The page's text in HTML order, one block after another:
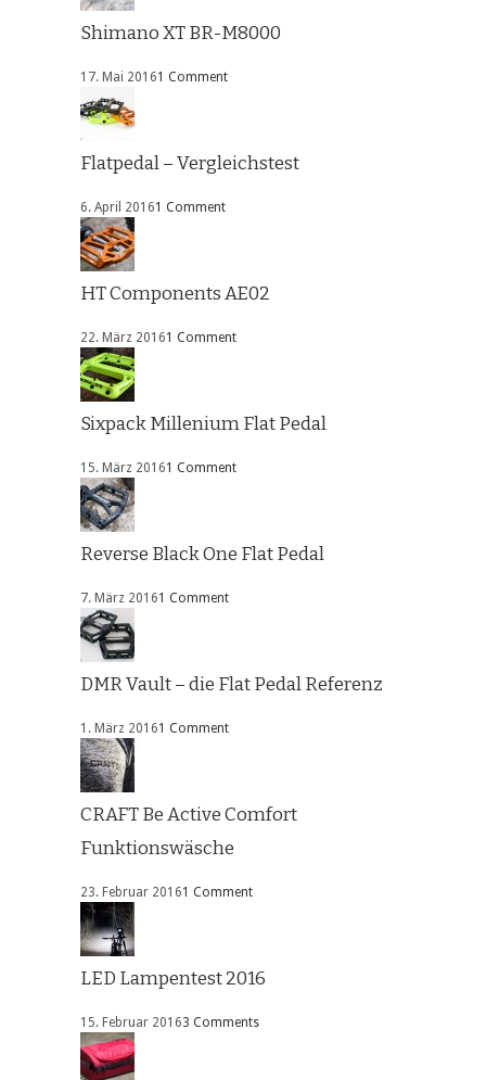
Shimano XT BR-M8000
17. Mai 20161 Comment
Flatpedal – Vergleichstest
6. April 20161 Comment
HT Components AE02
22. März 20161 Comment
Sixpack Millenium Flat Pedal
15. März 20161 Comment
Reverse Black One Flat Pedal
7. März 20161 Comment
DMR Vault – die Flat Pedal Referenz
1. März 20161 Comment
CRAFT Be Active Comfort
Funktionswäsche
23. Februar 20161 Comment
LED Lampentest 2016
15. Februar 20163 Comments